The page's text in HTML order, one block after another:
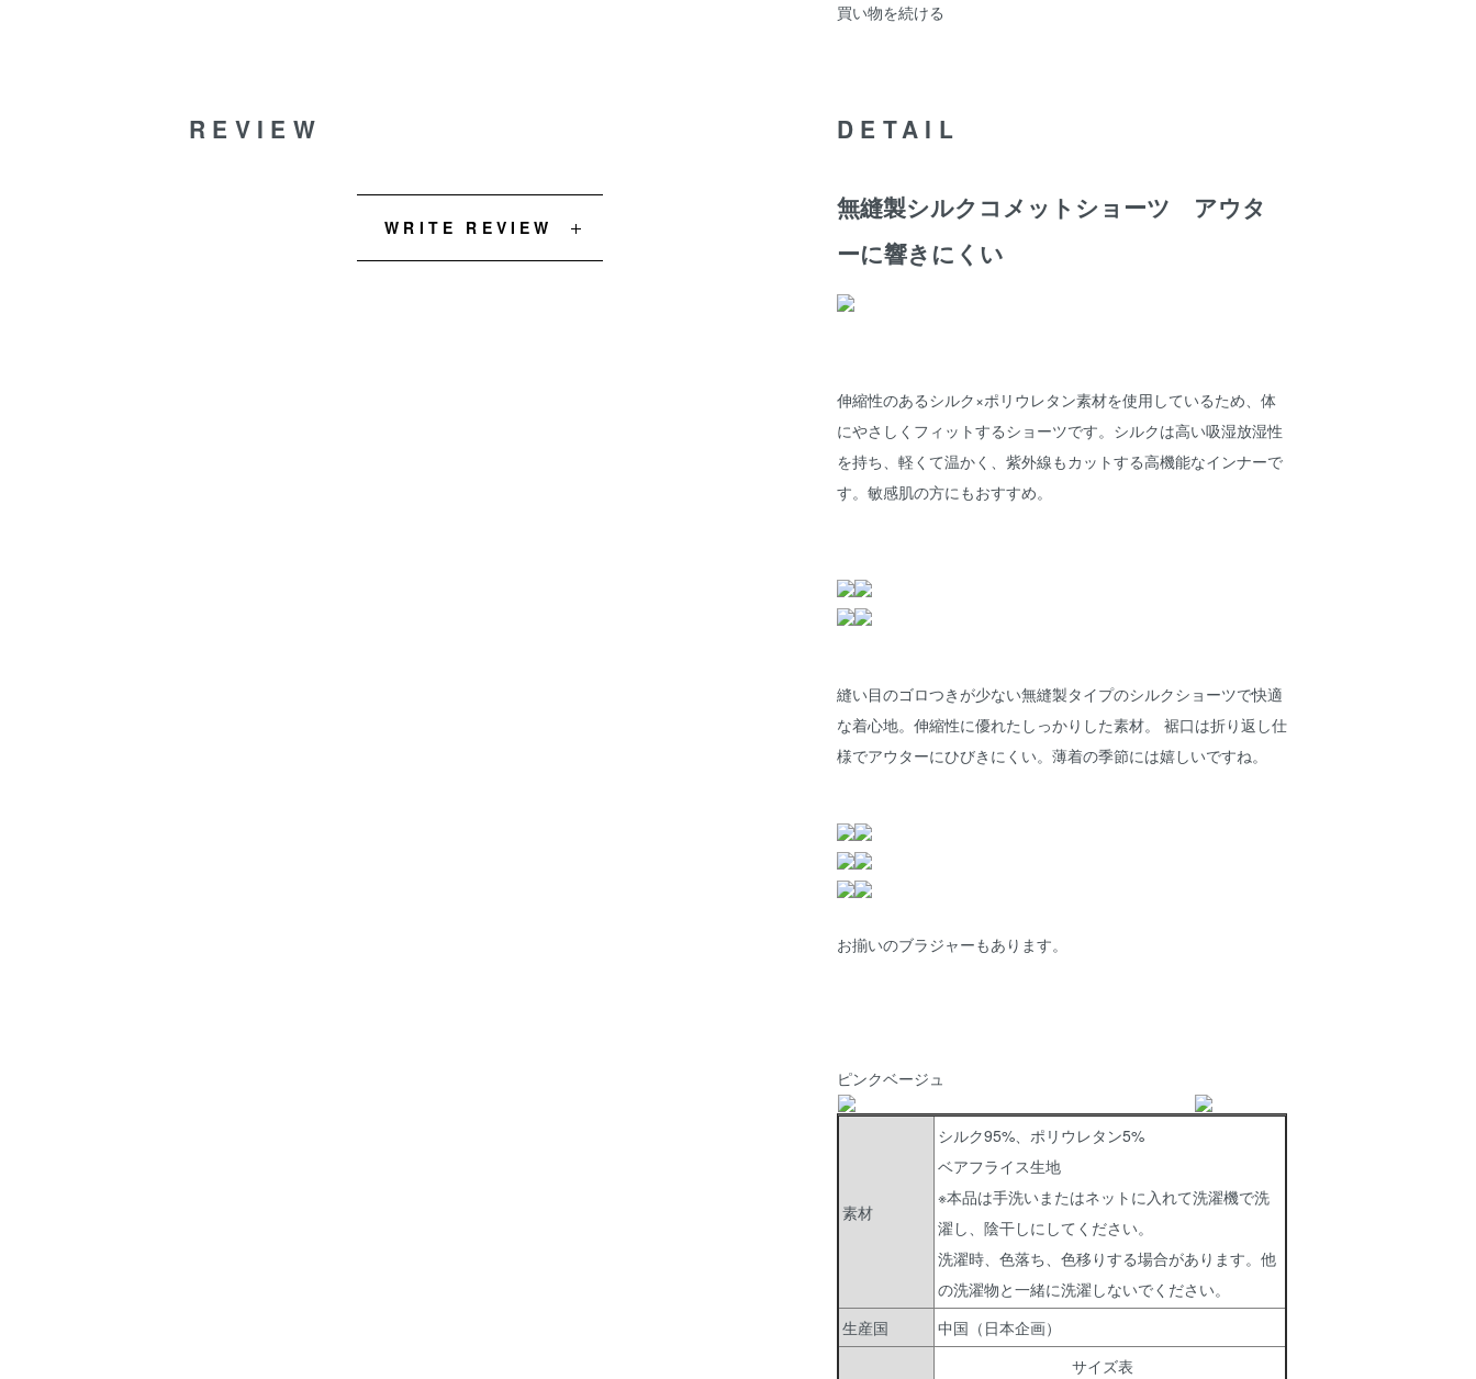
買い物を続ける
DETAIL
無縫製シルクコメットショーツ アウタ
ーに響きにくい
伸縮性のあるシルク×ポリウレタン素材を使用しているため、体
にやさしくフィットするショーツです。シルクは高い吸湿放湿性
を持ち、軽くて温かく、紫外線もカットする高機能なインナーで
す。敏感肌の方にもおすすめ。
縫い目のゴロつきが少ない無縫製タイプのシルクショーツで快適
な着心地。伸縮性に優れたしっかりした素材。 裾口は折り返し仕
様でアウターにひびきにくい。薄着の季節には嬉しいですね。
お揃いのブラジャーもあります。
ピンクベージュ
素材
シルク95%、ポリウレタン5%
ベアフライス生地
※本品は手洗いまたはネットに入れて洗濯機で洗
濯し、陰干しにしてください。
洗濯時、色落ち、色移りする場合があります。他
の洗濯物と一緒に洗濯しないでください。
生産国
中国（日本企画）
サイズ表
REVIEW
WRITE REVIEW